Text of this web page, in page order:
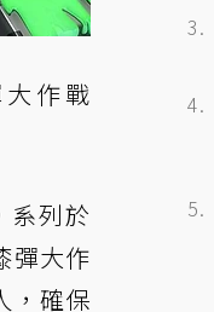
作戰
系列於
彈大作
，確保